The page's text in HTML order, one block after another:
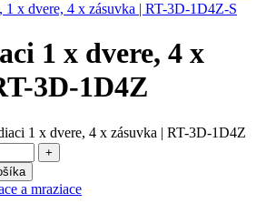
1 x dvere, 4 x zásuvka | RT-3D-1D4Z-S
1 x dvere, 4 x
3D-1D4Z
1 x dvere, 4 x zásuvka | RT-3D-1D4Z
a mraziace